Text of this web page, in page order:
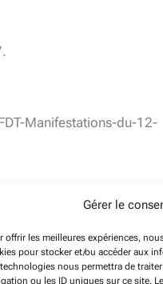
Gérer le
offrir les meilleures expériences,
pour stocker et/ou accéder aux
nous permettra de
ou les ID uniques sur ce site.
Manifestations-du-12-